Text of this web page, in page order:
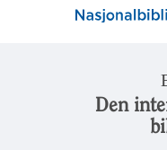
Den